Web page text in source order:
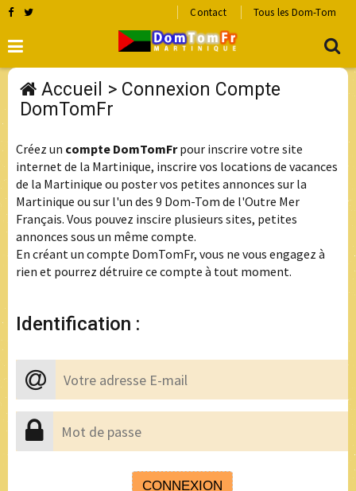
Contact Tous les Dom-Tom
Accueil > Connexion Compte
DomTomFr
Créez un compte DomTomFrpour inscrire votre site
internet de la Martinique, inscrire vos locations de vacances
de la Martinique ou poster vos petites annonces sur la
Martinique ou sur l'un des 9 Dom-Tom de l'Outre Mer
Français. Vous pouvez inscire plusieurs sites, petites
annonces sous un même compte.
En créant un compte DomTomFr, vous ne vous engagez à
rien et pourrez détruire ce compte à tout moment.
Identification :